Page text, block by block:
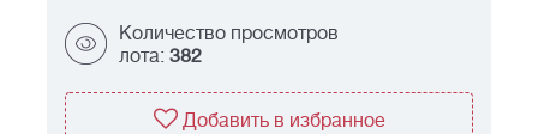
Количество просмотров
лота: 382
Добавить в избранное